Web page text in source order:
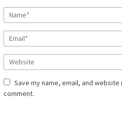
Save my name, email, and
comment.